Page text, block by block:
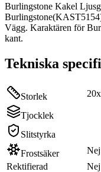
Burlingstone Kakel
Vägg. Karaktären för
kant.
Tekniska
Storlek
Tjocklek
Slitstyrka
Frostsäker
Nej
Rektifierad
Nej